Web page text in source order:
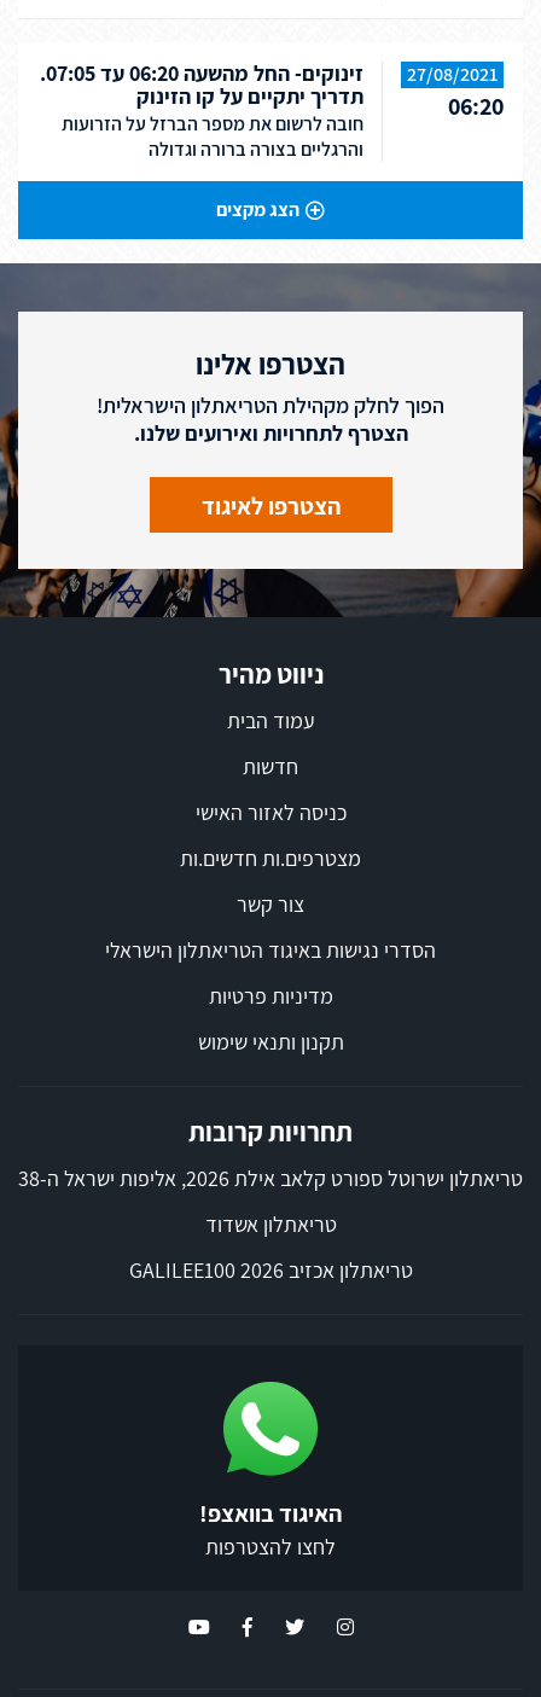
27/08/2021
06:20
זינוקים- החל מהשעה 06:20 עד 07:05.
תדריך יתקיים על קו הזינוק
חובה לרשום את מספר הברזל על הזרועות
והרגליים בצורה ברורה וגדולה
הצג מקצים
הצטרפו אלינו
הפוך לחלק מקהילת הטריאתלון הישראלית!
הצטרף לתחרויות ואירועים שלנו.
הצטרפו לאיגוד
ניווט מהיר
עמוד הבית
חדשות
כניסה לאזור האישי
מצטרפים.ות חדשים.ות
צור קשר
הסדרי נגישות באיגוד הטריאתלון הישראלי
מדיניות פרטיות
תקנון ותנאי שימוש
תחרויות קרובות
טריאתלון ישרוטל ספורט קלאב אילת 2026, אליפות ישראל ה-38
טריאתלון אשדוד
טריאתלון אכזיב 2026 GALILEE100
האיגוד בוואצפ!
לחצו להצטרפות